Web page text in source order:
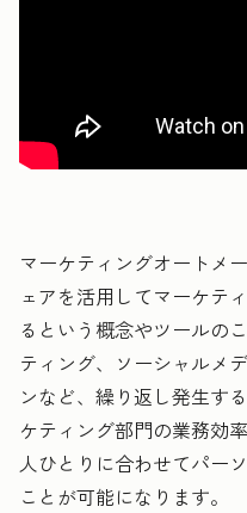
マーケティングオートメ
ェアを活用してマーケテ
るという概念やツールの
ティング、ソーシャルメ
ンなど、繰り返し発生す
ケティング部門の業務効
人ひとりに合わせてパー
ことが可能になります。